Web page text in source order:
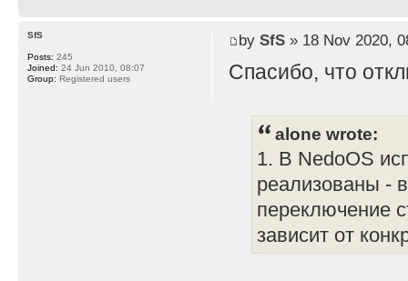
by SfS» 18 Nov 2020,
Спасибо, что
alone wrote:
1. В NedoOS
реализованы -
переключение
зависит от
SfS
Posts: 245
Joined: 24 Jun 2010, 08:07
Group: Registered users